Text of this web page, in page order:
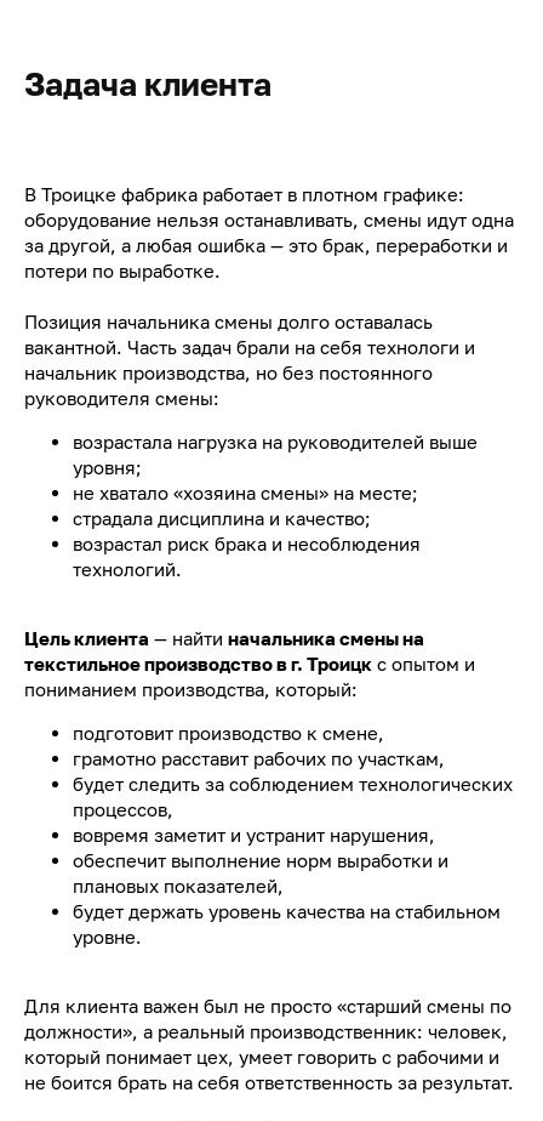
Задача клиента
В Троицке фабрика работает в плотном графике:
оборудование нельзя останавливать, смены идут одна
за другой, а любая ошибка — это брак, переработки и
потери по выработке.
Позиция начальника смены долго оставалась
вакантной. Часть задач брали на себя технологи и
начальник производства, но без постоянного
руководителя смены:
возрастала нагрузка на руководителей выше
уровня;
не хватало «хозяина смены» на месте;
страдала дисциплина и качество;
возрастал риск брака и несоблюдения
технологий.
Цель клиента — найти начальника смены на
текстильное производство в г. Троицк с опытом и
пониманием производства, который:
подготовит производство к смене,
грамотно расставит рабочих по участкам,
будет следить за соблюдением технологических
процессов,
вовремя заметит и устранит нарушения,
обеспечит выполнение норм выработки и
плановых показателей,
будет держать уровень качества на стабильном
уровне.
Для клиента важен был не просто «старший смены по
должности», а реальный производственник: человек,
который понимает цех, умеет говорить с рабочими и
не боится брать на себя ответственность за результат.